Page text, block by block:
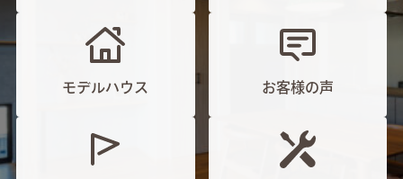
モデルハウス お客様の声